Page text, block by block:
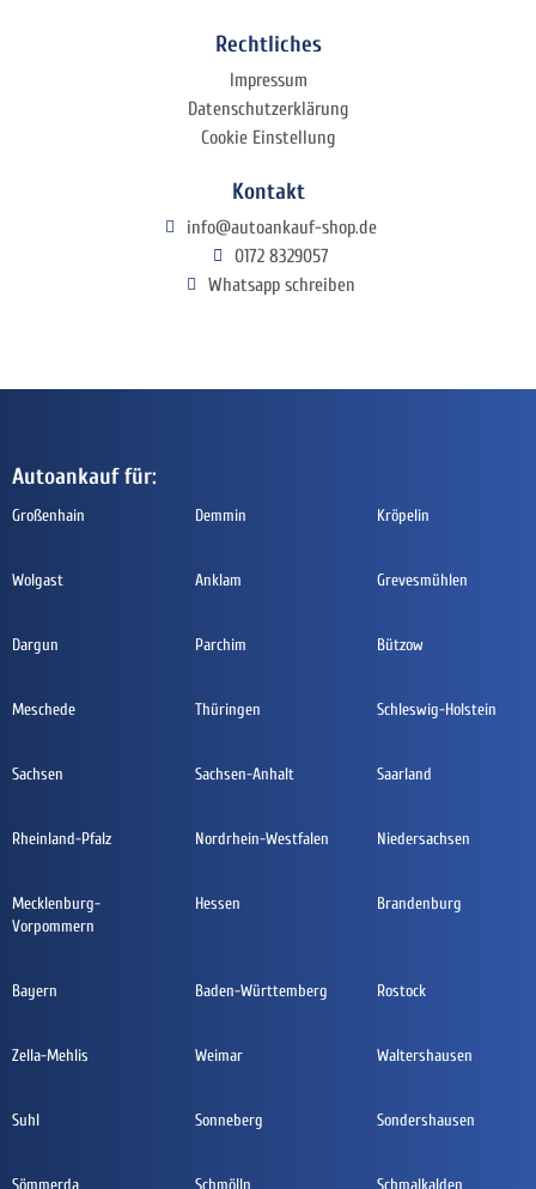
Rechtliches
Impressum
Datenschutzerklärung
Cookie Einstellung
Kontakt
info@autoankauf-shop.de
0172 8329057
Whatsapp schreiben
Autoankauf für:
Großenhain Demmin Kröpelin
Wolgast Anklam Grevesmühlen
Dargun Parchim Bützow
Meschede Thüringen Schleswig-Holstein
Sachsen Sachsen-Anhalt Saarland
Rheinland-Pfalz Nordrhein-Westfalen Niedersachsen
Mecklenburg-
Vorpommern
Hessen Brandenburg
Bayern Baden-Württemberg Rostock
Zella-Mehlis Weimar Waltershausen
Suhl Sonneberg Sondershausen
Sömmerda Schmölln Schmalkalden